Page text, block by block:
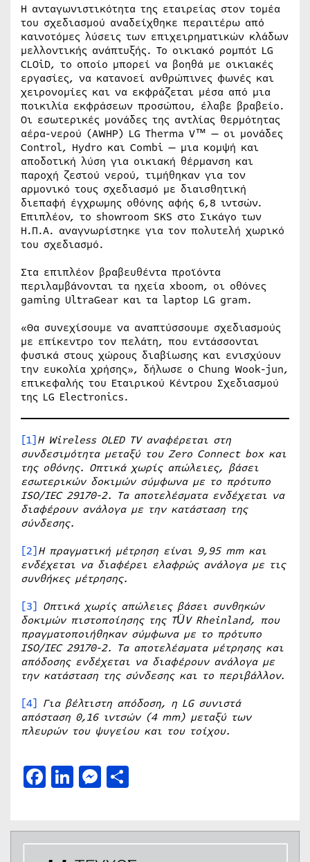
Η ανταγωνιστικότητα της εταιρείας στον τομέα
του σχεδιασμού αναδείχθηκε περαιτέρω από
καινοτόμες λύσεις των επιχειρηματικών κλάδων
μελλοντικής ανάπτυξής. Το οικιακό ρομπότ LG
CLOiD, το οποίο μπορεί να βοηθά με οικιακές
εργασίες, να κατανοεί ανθρώπινες φωνές και
χειρονομίες και να εκφράζεται μέσα από μια
ποικιλία εκφράσεων προσώπου, έλαβε βραβείο.
Οι εσωτερικές μονάδες της αντλίας θερμότητας
αέρα-νερού (AWHP) LG Therma V™ — οι μονάδες
Control, Hydro και Combi — μια κομψή και
αποδοτική λύση για οικιακή θέρμανση και
παροχή ζεστού νερού, τιμήθηκαν για τον
αρμονικό τους σχεδιασμό με διαισθητική
διεπαφή έγχρωμης οθόνης αφής 6,8 ιντσών.
Επιπλέον, το showroom SKS στο Σικάγο των
Η.Π.Α. αναγνωρίστηκε για τον πολυτελή χωρικό
του σχεδιασμό.
Στα επιπλέον βραβευθέντα προϊόντα
περιλαμβάνονται τα ηχεία xboom, οι οθόνες
gaming UltraGear και τα laptop LG gram.
«Θα συνεχίσουμε να αναπτύσσουμε σχεδιασμούς
με επίκεντρο τον πελάτη, που εντάσσονται
φυσικά στους χώρους διαβίωσης και ενισχύουν
την ευκολία χρήσης», δήλωσε ο Chung Wook-jun,
επικεφαλής του Εταιρικού Κέντρου Σχεδιασμού
της LG Electronics.
[1]Η Wireless OLED TV αναφέρεται στη
συνδεσιμότητα μεταξύ του Zero Connect box και
της οθόνης. Οπτικά χωρίς απώλειες, βάσει
εσωτερικών δοκιμών σύμφωνα με το πρότυπο
ISO/IEC 29170-2. Τα αποτελέσματα ενδέχεται να
διαφέρουν ανάλογα με την κατάσταση της
σύνδεσης.
[2]Η πραγματική μέτρηση είναι 9,95 mm και
ενδέχεται να διαφέρει ελαφρώς ανάλογα με τις
συνθήκες μέτρησης.
[3] Οπτικά χωρίς απώλειες βάσει συνθηκών
δοκιμών πιστοποίησης της TÜV Rheinland, που
πραγματοποιήθηκαν σύμφωνα με το πρότυπο
ISO/IEC 29170-2. Τα αποτελέσματα μέτρησης και
απόδοσης ενδέχεται να διαφέρουν ανάλογα με
την κατάσταση της σύνδεσης και το περιβάλλον.
[4] Για βέλτιστη απόδοση, η LG συνιστά
απόσταση 0,16 ιντσών (4 mm) μεταξύ των
πλευρών του ψυγείου και του τοίχου.
Facebook
LinkedIn
Messenger